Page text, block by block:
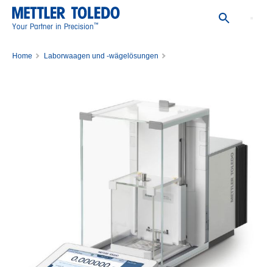
Your Partner in Precision™
Home
Laborwaagen und -wägelösungen